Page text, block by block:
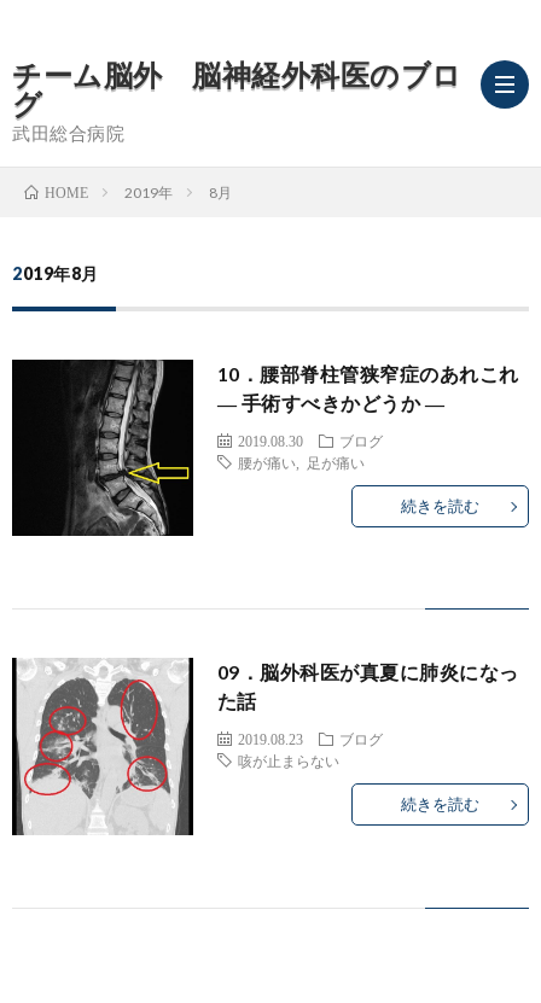
チーム脳外 脳神経外科医のブロ
グ
武田総合病院
院
TOP
ン
タ
／
HOME 2019年 8月
2019年8月
10．腰部脊柱管狭窄症のあれこれ
― 手術すべきかどうか ―
2019.08.30
ブログ
腰が痛い, 足が痛い
続きを読む
09．脳外科医が真夏に肺炎になっ
た話
2019.08.23
ブログ
咳が止まらない
続きを読む